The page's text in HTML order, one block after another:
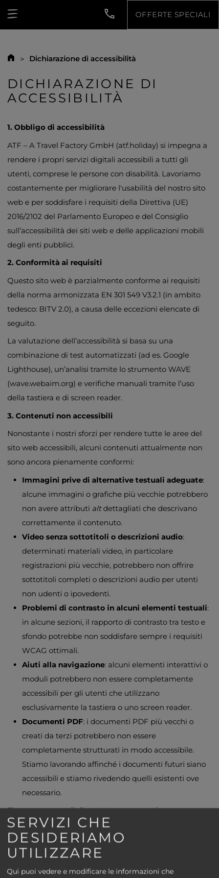
OFFERTE SPECIALI
Dichiarazione di accessibilità
DICHIARAZIONE DI
ACCESSIBILITÀ
1. Obbligo di accessibilità
ATF – A Travel Factory GmbH (atf.holiday) si impegna a
rendere i propri servizi digitali accessibili a tutti gli
utenti, comprese le persone con disabilità. Lavoriamo
costantemente per migliorare l'usabilità del nostro sito
web e per soddisfare i requisiti della Direttiva (UE)
2016/2102 del Parlamento Europeo e del Consiglio
sull’accessibilità dei siti web e delle applicazioni mobili
degli enti pubblici.
2. Conformità ai requisiti
Questo sito web è parzialmente conforme ai requisiti
della norma armonizzata EN 301 549 V3.2.1 (in ambito
tedesco: BITV 2.0), a causa delle eccezioni elencate di
seguito.
La valutazione dell’accessibilità si basa su una
combinazione di test automatizzati (ad es. Google
Lighthouse), un’analisi tramite lo strumento WAVE
(wave.webaim.org) e verifiche manuali tramite l’uso
della tastiera e di screen reader.
3. Contenuti non accessibili
Nonostante i nostri sforzi per rendere tutte le aree del
sito web accessibili, alcuni contenuti attualmente non
sono ancora pienamente conformi:
Immagini prive di alternative testuali adeguate:
alcune immagini o grafiche più vecchie potrebbero
non avere attributi altdettagliati che descrivano
correttamente il contenuto.
Video senza sottotitoli o descrizioni audio:
determinati materiali video, in particolare
registrazioni più vecchie, potrebbero non offrire
sottotitoli completi o descrizioni audio per utenti
non udenti o ipovedenti.
Problemi di contrasto in alcuni elementi testuali:
in alcune sezioni, il rapporto di contrasto tra testo e
sfondo potrebbe non soddisfare sempre i requisiti
WCAG ottimali.
Aiuti alla navigazione: alcuni elementi interattivi o
moduli potrebbero non essere completamente
accessibili per gli utenti che utilizzano
esclusivamente la tastiera o uno screen reader.
Documenti PDF: i documenti PDF più vecchi o
creati da terzi potrebbero non essere
completamente strutturati in modo accessibile.
Stiamo lavorando affinché i documenti futuri siano
accessibili e stiamo rivedendo quelli esistenti ove
necessario.
Siamo consapevoli di queste carenze e stiamo
lavorando per eliminarle.
4. Redazione della dichiarazione di accessibilità
La presente dichiarazione è stata redatta il 16/06/2025.
SERVIZI CHE
DESIDERIAMO
UTILIZZARE
Qui puoi vedere e modificare le informazioni che